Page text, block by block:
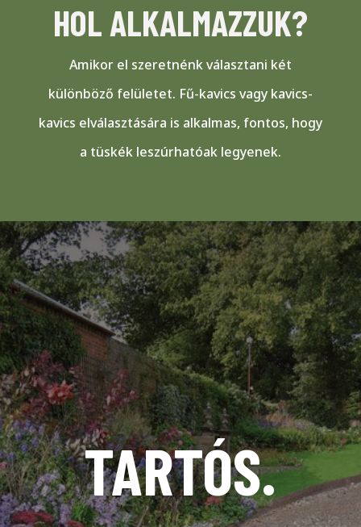
HOL ALKALMAZZUK?
Amikor el szeretnénk választani két
különböző felületet. Fű-kavics vagy kavics-
kavics elválasztására is alkalmas, fontos, hogy
a tüskék leszúrhatóak legyenek.
TARTÓS.